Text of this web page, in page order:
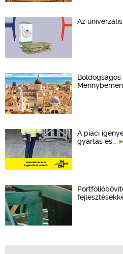
Az
Boldogságos
A piaci
gyártás és…